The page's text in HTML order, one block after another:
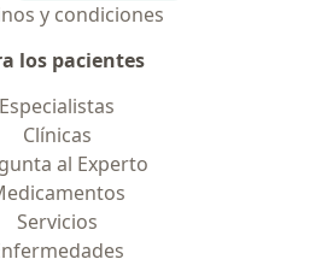
y condiciones
los pacientes
Especialistas
Clínicas
al Experto
Servicios